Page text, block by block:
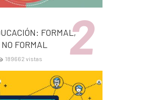
FORMAL,
FORMAL
189662 vistas